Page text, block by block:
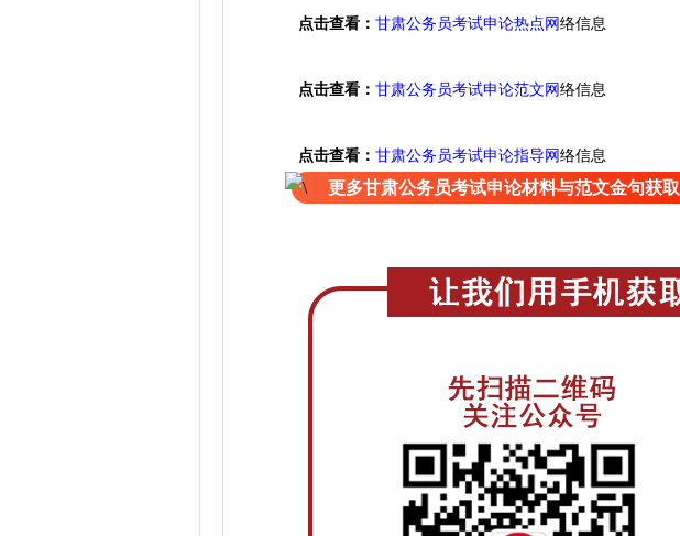
点击查看： 甘肃公务员考试申论热点网络信息
点击查看： 甘肃公务员考试申论范文网络信息
点击查看： 甘肃公务员考试申论指导网络信息
更多甘肃公务员考试申论材料与范文金句获取